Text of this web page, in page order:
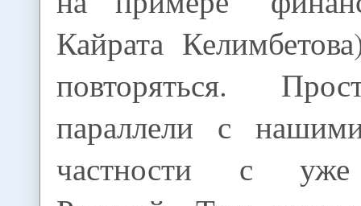
Кайрата
повторяться.
параллели с
частности с уже